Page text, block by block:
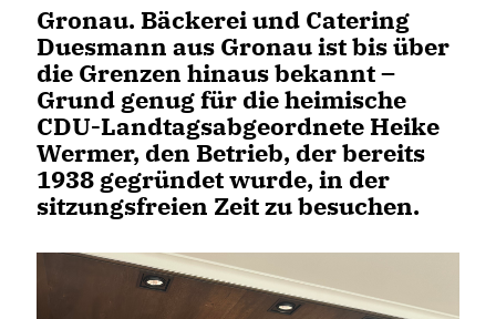
Gronau. Bäckerei und Catering
Duesmann aus Gronau ist bis über
die Grenzen hinaus bekannt –
Grund genug für die heimische
CDU-Landtagsabgeordnete Heike
Wermer, den Betrieb, der bereits
1938 gegründet wurde, in der
sitzungsfreien Zeit zu besuchen.